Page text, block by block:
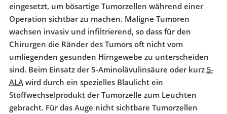
eingesetzt, um bösartige Tumorzellen während einer
Operation sichtbar zu machen. Maligne Tumoren
wachsen invasiv und infiltrierend, so dass für den
Chirurgen die Ränder des Tumors oft nicht vom
umliegenden gesunden Hirngewebe zu unterscheiden
sind. Beim Einsatz der 5-Aminolävulinsäure oder kurz 5-
ALAwird durch ein spezielles Blaulicht ein
Stoffwechselprodukt der Tumorzelle zum Leuchten
gebracht. Für das Auge nicht sichtbare Tumorzellen